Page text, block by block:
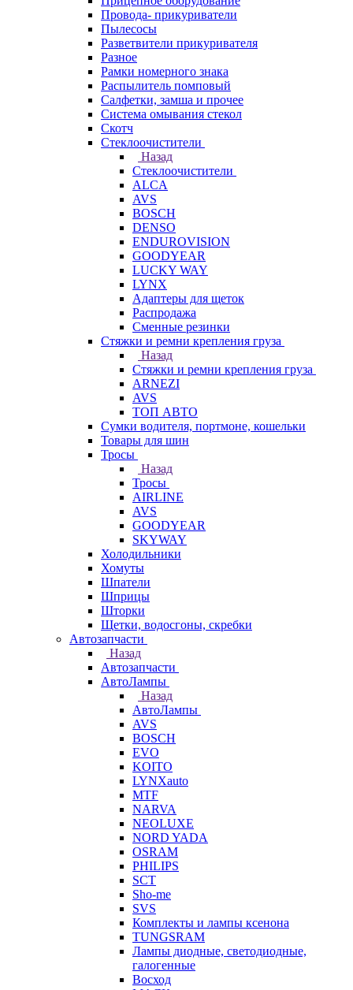
Провода- прикуриватели
Пылесосы
Разветвители прикуривателя
Разное
Рамки номерного знака
Распылитель помповый
Салфетки, замша и прочее
Система омывания стекол
Скотч
Стеклоочистители
Назад
Стеклоочистители
ALCA
AVS
BOSCH
DENSO
ENDUROVISION
GOODYEAR
LUCKY WAY
LYNX
Адаптеры для щеток
Распродажа
Сменные резинки
Стяжки и ремни крепления груза
Назад
Стяжки и ремни крепления груза
ARNEZI
AVS
ТОП АВТО
Сумки водителя, портмоне, кошельки
Товары для шин
Тросы
Назад
Тросы
AIRLINE
AVS
GOODYEAR
SKYWAY
Холодильники
Хомуты
Шпатели
Шприцы
Шторки
Щетки, водосгоны, скребки
Автозапчасти
Назад
Автозапчасти
АвтоЛампы
Назад
АвтоЛампы
AVS
BOSCH
EVO
KOITO
LYNXauto
MTF
NARVA
NEOLUXE
NORD YADA
OSRAM
PHILIPS
SCT
Sho-me
SVS
Комплекты и лампы ксенона
TUNGSRAM
Лампы диодные, светодиодные,
галогенные
Восход